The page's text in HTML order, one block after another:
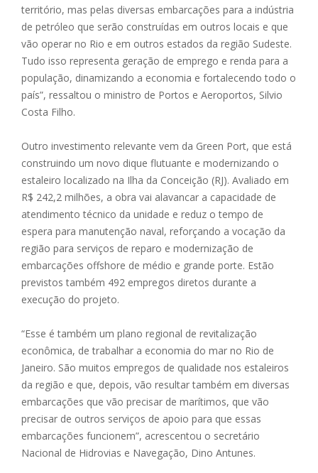
território, mas pelas diversas embarcações para a indústria
de petróleo que serão construídas em outros locais e que
vão operar no Rio e em outros estados da região Sudeste.
Tudo isso representa geração de emprego e renda para a
população, dinamizando a economia e fortalecendo todo o
país”, ressaltou o ministro de Portos e Aeroportos, Silvio
Costa Filho.
Outro investimento relevante vem da Green Port, que está
construindo um novo dique flutuante e modernizando o
estaleiro localizado na Ilha da Conceição (RJ). Avaliado em
R$ 242,2 milhões, a obra vai alavancar a capacidade de
atendimento técnico da unidade e reduz o tempo de
espera para manutenção naval, reforçando a vocação da
região para serviços de reparo e modernização de
embarcações offshore de médio e grande porte. Estão
previstos também 492 empregos diretos durante a
execução do projeto.
“Esse é também um plano regional de revitalização
econômica, de trabalhar a economia do mar no Rio de
Janeiro. São muitos empregos de qualidade nos estaleiros
da região e que, depois, vão resultar também em diversas
embarcações que vão precisar de marítimos, que vão
precisar de outros serviços de apoio para que essas
embarcações funcionem”, acrescentou o secretário
Nacional de Hidrovias e Navegação, Dino Antunes.